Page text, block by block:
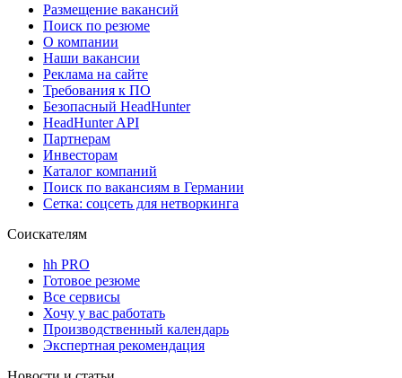
Размещение вакансий
Поиск по резюме
О компании
Наши вакансии
Реклама на сайте
Требования к ПО
Безопасный HeadHunter
HeadHunter API
Партнерам
Инвесторам
Каталог компаний
Поиск по вакансиям в Германии
Сетка: соцсеть для нетворкинга
Соискателям
hh PRO
Готовое резюме
Все сервисы
Хочу у вас работать
Производственный календарь
Экспертная рекомендация